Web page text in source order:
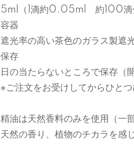
5ml（1滴約0.05ml 約100滴
容器
遮光率の高い茶色のガラス製遮
保存
日の当たらないところで保存（
※ご注文をお受けしてからひと
精油は天然香料のみを使用（一
天然の香り、植物のチカラを感